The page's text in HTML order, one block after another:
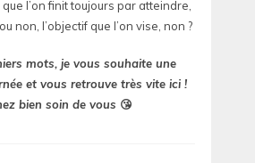
l’on finit toujours par atteindre,
non, l’objectif que l’on vise, non ?
mots, je vous souhaite une
et vous retrouve très vite ici !
bien soin de vous 😘